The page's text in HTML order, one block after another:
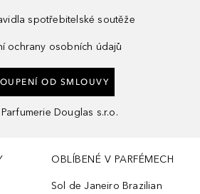
spotřebitelské soutěže
ochrany osobních údajů
OD SMLOUVY
Parfumerie Douglas s.r.o.
OBLÍBENÉ V PARFÉMECH
Sol de Janeiro Brazilian